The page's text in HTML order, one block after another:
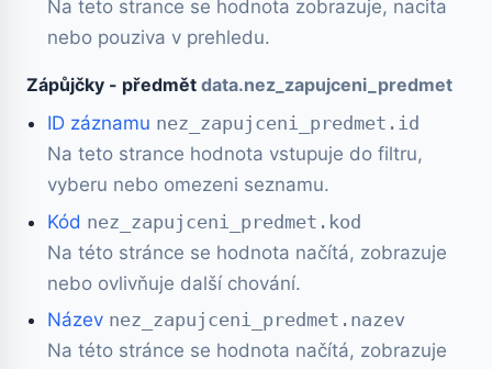
Na teto strance se hodnota zobrazuje, nacita
nebo pouziva v prehledu.
Zápůjčky - předmět data.nez_zapujceni_predmet
ID záznamu nez_zapujceni_predmet.id
Na teto strance hodnota vstupuje do filtru,
vyberu nebo omezeni seznamu.
Kód nez_zapujceni_predmet.kod
Na této stránce se hodnota načítá, zobrazuje
nebo ovlivňuje další chování.
Název nez_zapujceni_predmet.nazev
Na této stránce se hodnota načítá, zobrazuje